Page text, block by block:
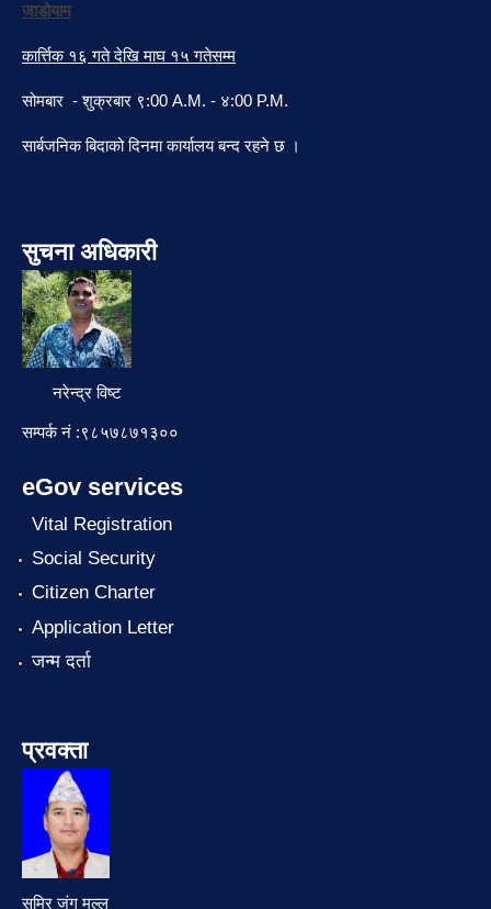
जाडोयाम
कार्त्तिक १६ गते देखि माघ १५ गतेसम्म
सोमबार - शुक्रबार ९:00 A.M. - ४:00 P.M.
सार्बजनिक बिदाको दिनमा कार्यालय बन्द रहने छ ।
सुचना अधिकारी
नरेन्द्र विष्ट
सम्पर्क नं :९८५७८७१३००
eGov services
Vital Registration
Social Security
Citizen Charter
Application Letter
जन्म दर्ता
प्रवक्ता
समिर जंग मल्ल